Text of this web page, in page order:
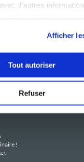
d'autres
Afficher
Tout autoriser
Refuser
C.G.U
Politique de
Utilisation des
!